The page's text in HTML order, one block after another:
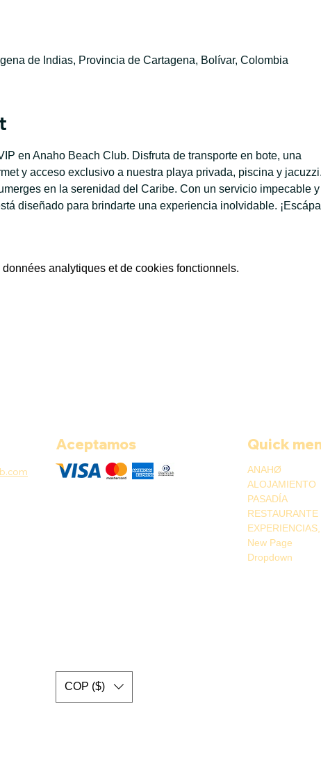
de Indias, Provincia de Cartagena, Bolívar, Colombia
en Anaho Beach Club. Disfruta de transporte en bote, una
y acceso exclusivo a nuestra playa privada, piscina y jacuzzi.
en la serenidad del Caribe. Con un servicio impecable y
diseñado para brindarte una experiencia inolvidable.
analytiques et de cookies fonctionnels.
Aceptamos Quick
ANAHØ
ALOJAMIENTO
PASADÍA
RESTAURANTE
New Page
Dropdown
COP ($)